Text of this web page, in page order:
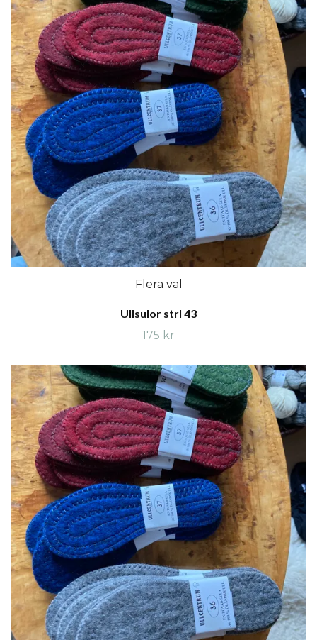
Flera val
Ullsulor strl 43
175 kr